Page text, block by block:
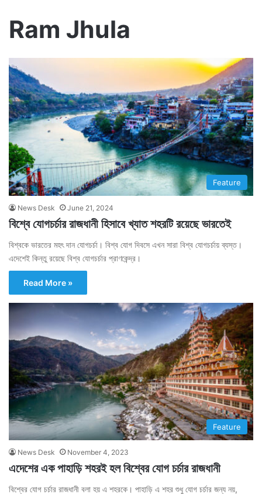
Ram Jhula
Feature
News Desk June 21, 2024
বিশ্বে যোগচর্চার রাজধানী হিসাবে খ্যাত শহরটি রয়েছে ভারতেই
বিশ্বকে ভারতের মহৎ দান যোগচর্চা। বিশ্ব যোগ দিবসে এখন সারা বিশ্ব যোগচর্চায় ব্যস্ত।
এদেশেই কিন্তু রয়েছে বিশ্ব যোগচর্চার প্রাণকেন্দ্র।
Read More »
Feature
News Desk November 4, 2023
এদেশের এক পাহাড়ি শহরই হল বিশ্বের যোগ চর্চার রাজধানী
বিশ্বের যোগ চর্চার রাজধানী বলা হয় এ শহরকে। পাহাড়ি এ শহর শুধু যোগ চর্চার জন্য নয়,